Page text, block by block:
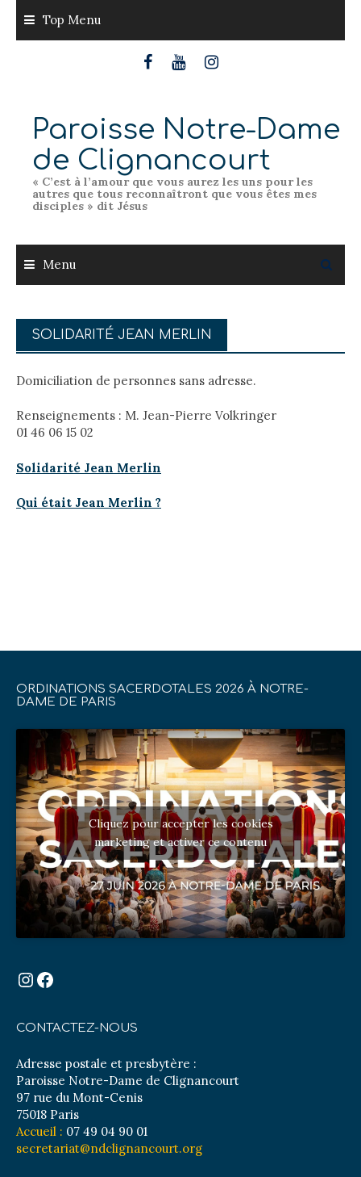
content
Top Menu
Paroisse Notre-Dame
de Clignancourt
« C’est à l’amour que vous aurez les uns pour les
autres que tous reconnaîtront que vous êtes mes
disciples » dit Jésus
Menu
SOLIDARITÉ JEAN MERLIN
Domiciliation de personnes sans adresse.
Renseignements : M. Jean-Pierre Volkringer
01 46 06 15 02
Solidarité Jean Merlin
Qui était Jean Merlin ?
ORDINATIONS SACERDOTALES 2026 À NOTRE-
DAME DE PARIS
Cliquez pour accepter les cookies
marketing et activer ce contenu
Instagram
Facebook
CONTACTEZ-NOUS
Adresse postale et presbytère :
Paroisse Notre-Dame de Clignancourt
97 rue du Mont-Cenis
75018 Paris
Accueil : 07 49 04 90 01
secretariat@ndclignancourt.org